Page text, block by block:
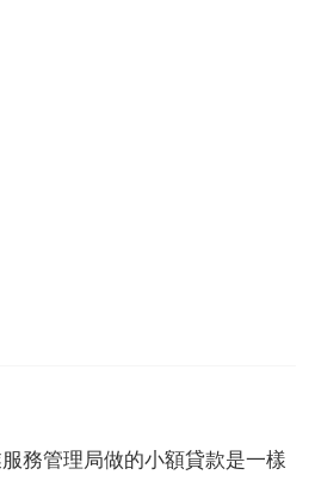
務管理局做的小額貸款是一樣